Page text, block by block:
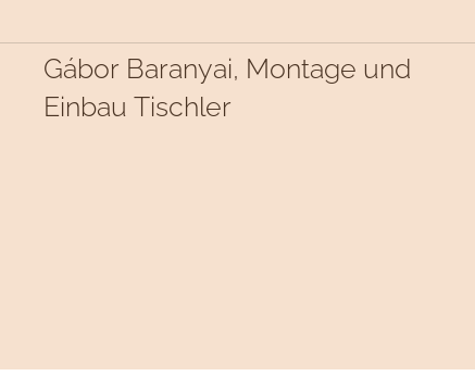
Gábor Baranyai, Montage und
Einbau Tischler